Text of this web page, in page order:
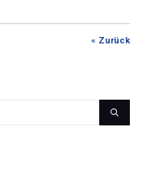
« Zurück